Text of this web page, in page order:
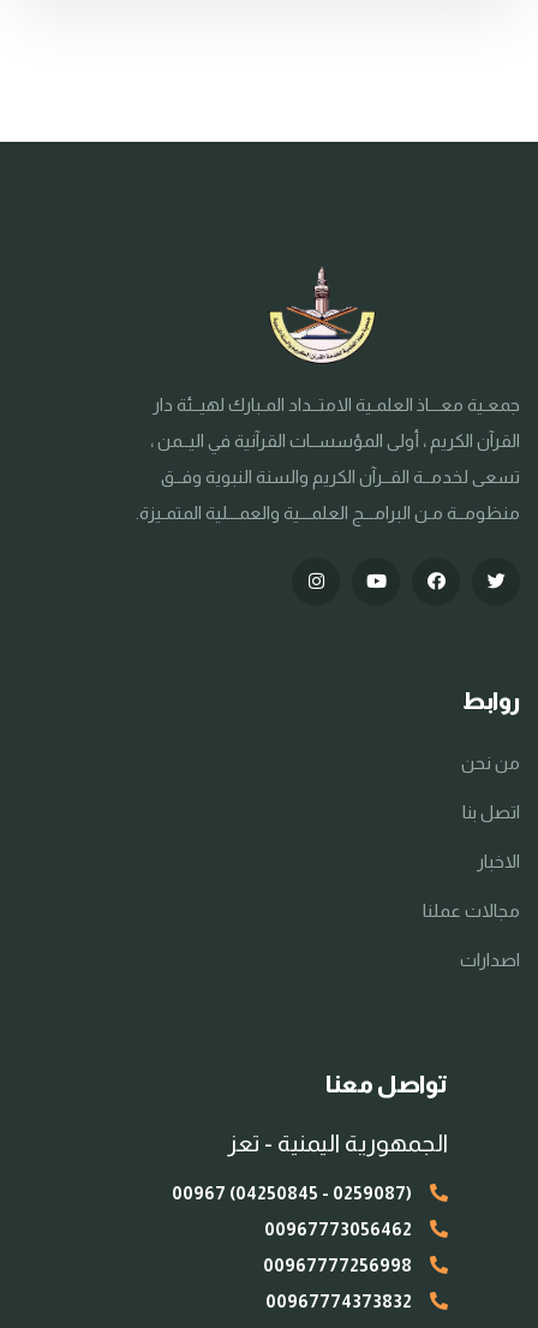
جمعـية معـــاذ العلمـية الامتــداد المـبارك لهيــئة دار
القرآن الكريم ، أولى المؤسســات القرآنية في اليــمن ،
تسعى لخدمــة القــرآن الكريم والسنة النبوية وفــق
منظومــة مـن البرامـــج العلمـــية والعمـــلية المتمـيزة.
روابط
من نحن
اتصل بنا
الاخبار
مجالات عملنا
اصدارات
تواصل معنا
الجمهورية اليمنية - تعز
(0259087 - 04250845) 00967
00967773056462
00967777256998
00967774373832